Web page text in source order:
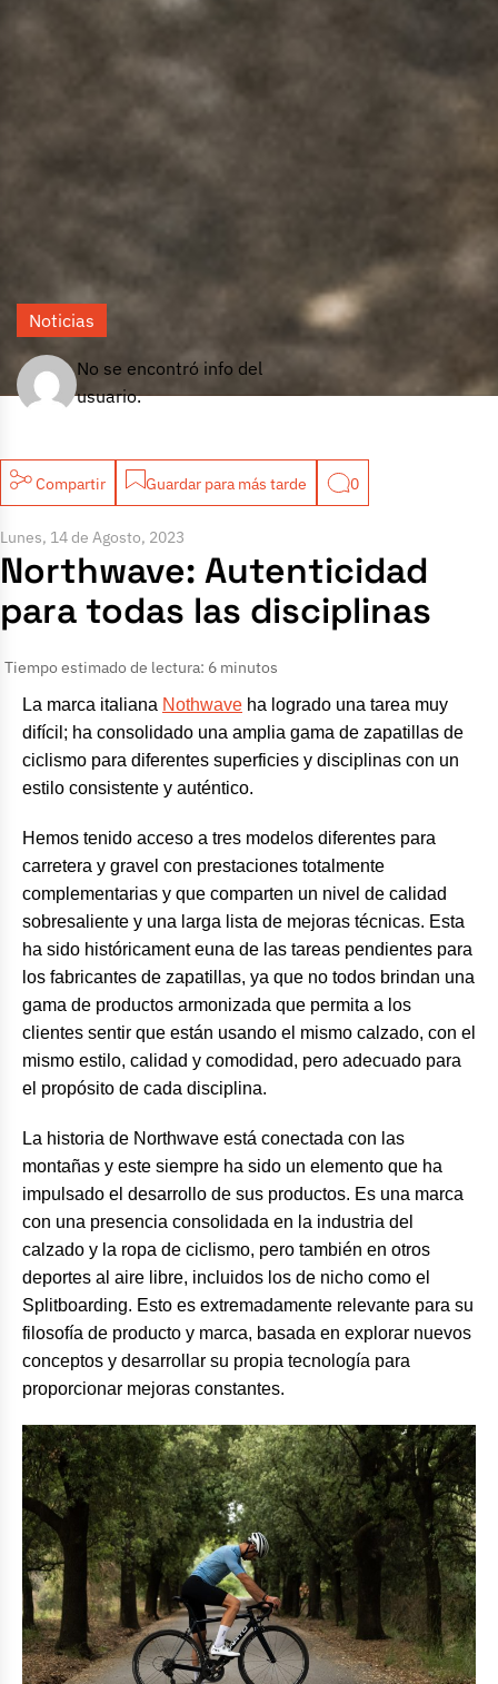
No se encontró info del
usuario.
Noticias
Compartir Guardar para más tarde 0
Lunes, 14 de Agosto, 2023
Northwave: Autenticidad
para todas las disciplinas
Tiempo estimado de lectura: 6 minutos
La marca italiana Nothwave ha logrado una tarea muy
difícil; ha consolidado una amplia gama de zapatillas de
ciclismo para diferentes superficies y disciplinas con un
estilo consistente y auténtico.
Hemos tenido acceso a tres modelos diferentes para
carretera y gravel con prestaciones totalmente
complementarias y que comparten un nivel de calidad
sobresaliente y una larga lista de mejoras técnicas. Esta
ha sido históricament euna de las tareas pendientes para
los fabricantes de zapatillas, ya que no todos brindan una
gama de productos armonizada que permita a los
clientes sentir que están usando el mismo calzado, con el
mismo estilo, calidad y comodidad, pero adecuado para
el propósito de cada disciplina.
La historia de Northwave está conectada con las
montañas y este siempre ha sido un elemento que ha
impulsado el desarrollo de sus productos. Es una marca
con una presencia consolidada en la industria del
calzado y la ropa de ciclismo, pero también en otros
deportes al aire libre, incluidos los de nicho como el
Splitboarding. Esto es extremadamente relevante para su
filosofía de producto y marca, basada en explorar nuevos
conceptos y desarrollar su propia tecnología para
proporcionar mejoras constantes.